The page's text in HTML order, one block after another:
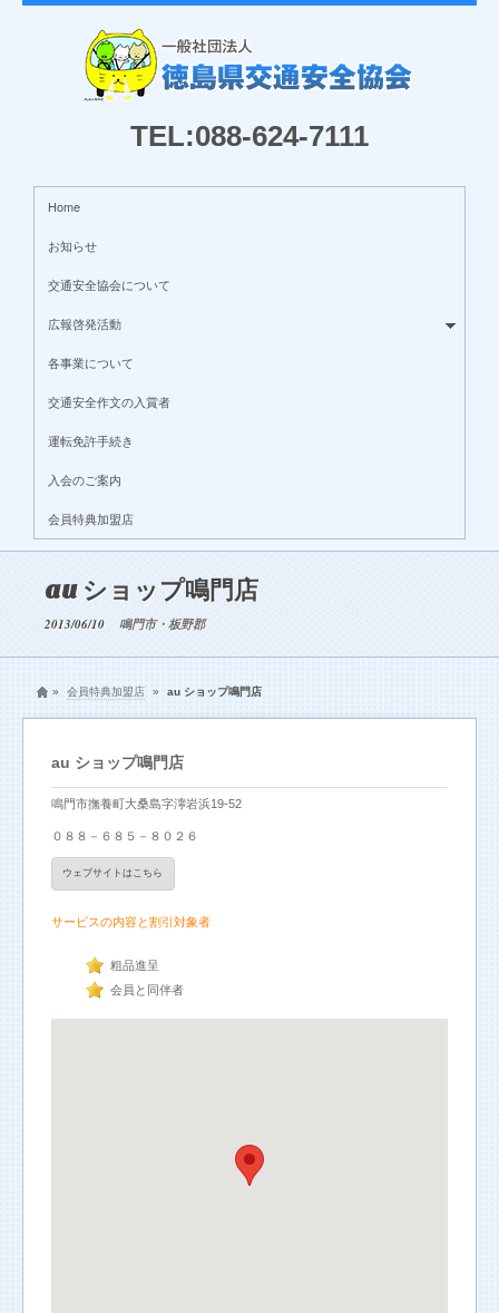
TEL:088-624-7111
Home
お知らせ
交通安全協会について
広報啓発活動
各事業について
交通安全作文の入賞者
運転免許手続き
入会のご案内
会員特典加盟店
au ショップ鳴門店
2013/06/10 鳴門市・板野郡
» 会員特典加盟店 » au ショップ鳴門店
au ショップ鳴門店
鳴門市撫養町大桑島字濘岩浜19-52
０８８－６８５－８０２６
ウェブサイトはこちら
サービスの内容と割引対象者
粗品進呈
会員と同伴者